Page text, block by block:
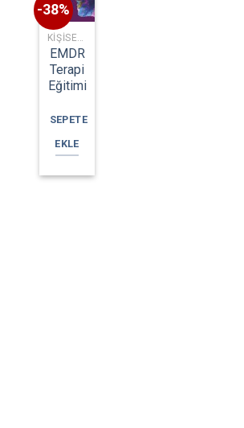
-38%
EMDR
Terapi
Eğitimi
SEPETE
EKLE